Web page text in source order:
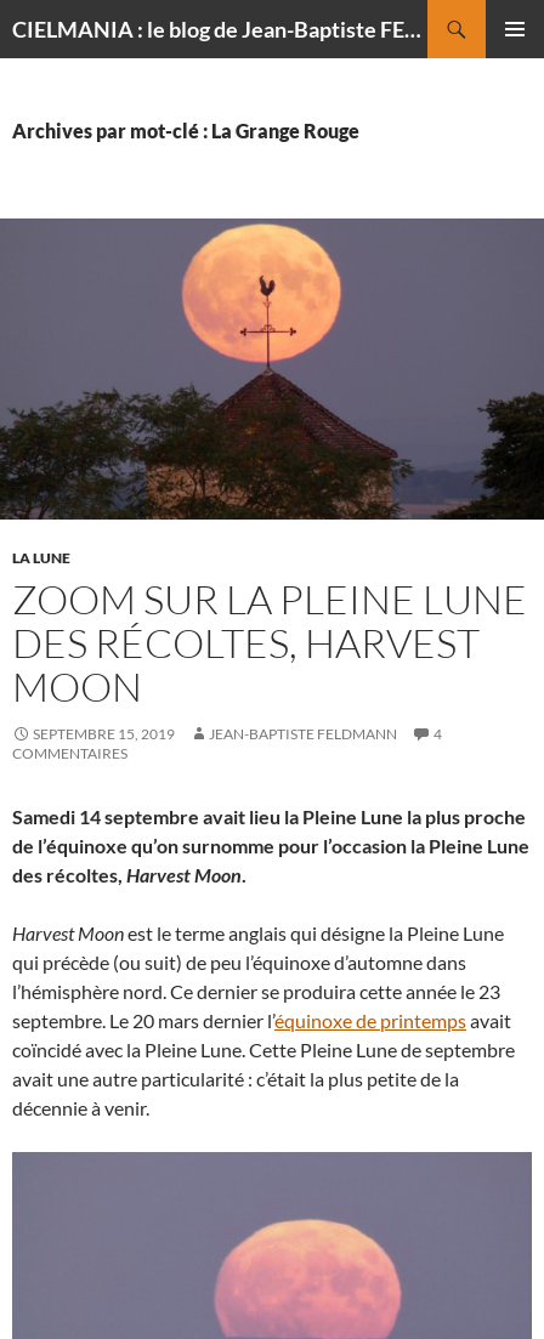
CIELMANIA : le blog de Jean-Baptiste FELDMANN, photographe du ciel
Archives par mot-clé : La Grange Rouge
LA LUNE
ZOOM SUR LA PLEINE LUNE
DES RÉCOLTES, HARVEST
MOON
SEPTEMBRE 15, 2019 JEAN-BAPTISTE FELDMANN
4
COMMENTAIRES
Samedi 14 septembre avait lieu la Pleine Lune la plus proche
de l’équinoxe qu’on surnomme pour l’occasion la Pleine Lune
des récoltes, Harvest Moon.
Harvest Moonest le terme anglais qui désigne la Pleine Lune
qui précède (ou suit) de peu l’équinoxe d’automne dans
l’hémisphère nord. Ce dernier se produira cette année le 23
septembre. Le 20 mars dernier l’équinoxe de printempsavait
coïncidé avec la Pleine Lune. Cette Pleine Lune de septembre
avait une autre particularité : c’était la plus petite de la
décennie à venir.